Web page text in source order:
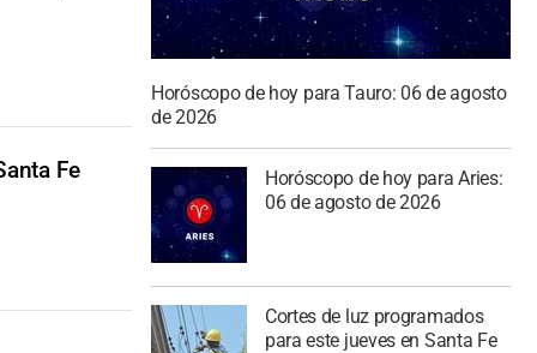
Fe
Horóscopo de hoy para Tauro: 06 de agosto
de 2026
Horóscopo de hoy para Aries:
06 de agosto de 2026
Cortes de luz programados
para este jueves en Santa Fe